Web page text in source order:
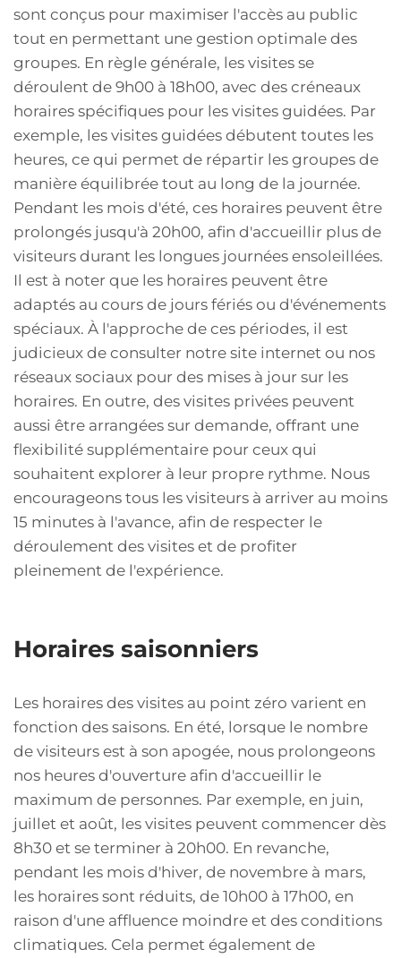
sont conçus pour maximiser l'accès au public
tout en permettant une gestion optimale des
groupes. En règle générale, les visites se
déroulent de 9h00 à 18h00, avec des créneaux
horaires spécifiques pour les visites guidées. Par
exemple, les visites guidées débutent toutes les
heures, ce qui permet de répartir les groupes de
manière équilibrée tout au long de la journée.
Pendant les mois d'été, ces horaires peuvent être
prolongés jusqu'à 20h00, afin d'accueillir plus de
visiteurs durant les longues journées ensoleillées.
Il est à noter que les horaires peuvent être
adaptés au cours de jours fériés ou d'événements
spéciaux. À l'approche de ces périodes, il est
judicieux de consulter notre site internet ou nos
réseaux sociaux pour des mises à jour sur les
horaires. En outre, des visites privées peuvent
aussi être arrangées sur demande, offrant une
flexibilité supplémentaire pour ceux qui
souhaitent explorer à leur propre rythme. Nous
encourageons tous les visiteurs à arriver au moins
15 minutes à l'avance, afin de respecter le
déroulement des visites et de profiter
pleinement de l'expérience.
Horaires saisonniers
Les horaires des visites au point zéro varient en
fonction des saisons. En été, lorsque le nombre
de visiteurs est à son apogée, nous prolongeons
nos heures d'ouverture afin d'accueillir le
maximum de personnes. Par exemple, en juin,
juillet et août, les visites peuvent commencer dès
8h30 et se terminer à 20h00. En revanche,
pendant les mois d'hiver, de novembre à mars,
les horaires sont réduits, de 10h00 à 17h00, en
raison d'une affluence moindre et des conditions
climatiques. Cela permet également de